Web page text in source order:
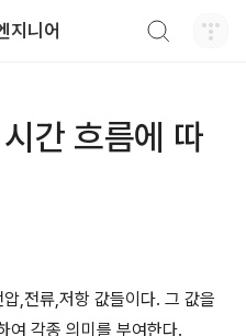
지니어
간 흐름에 따
,전류,저항 값들이다. 그 값을
여 각종 의미를 부여한다.